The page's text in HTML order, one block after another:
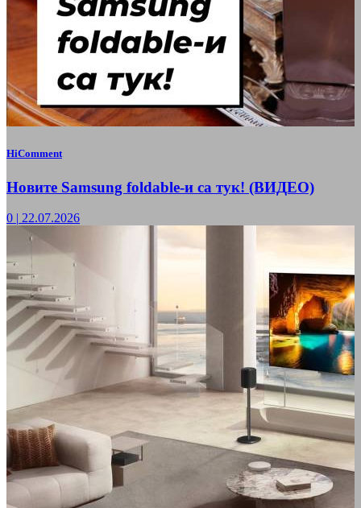
HiComment
Новите Samsung foldable-и са тук! (ВИДЕО)
0 | 22.07.2026